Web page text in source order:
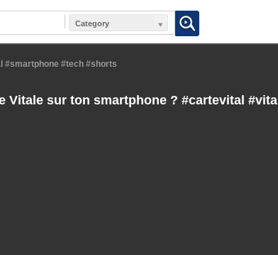
Category
#smartphone #tech #shorts
Vitale sur ton smartphone ? #cartevital #vital